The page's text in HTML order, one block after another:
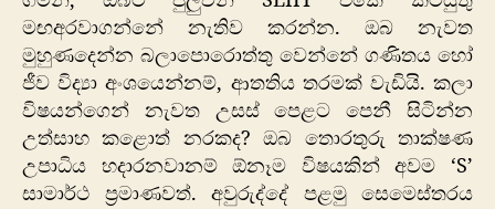
මඟඅරවාගන්නේ නැතිව කරන්න. ඔබ නැවත
මුහුණදෙන්න බලාපොරොත්තු වෙන්නේ ගණිතය හෝ
ජීව විද්‍යා අංශයෙන්නම්, ආතතිය තරමක් වැඩියි. කලා
විෂයන්ගෙන් නැවත උසස් පෙළට පෙනී සිටින්න
උත්සාහ කළොත් නරකද? ඔබ තොරතුරු තාක්ෂණ
උපාධිය හදාරනවානම් ඕනෑම විෂයකින් අවම ‘S’
සාමාර්ථ ප්‍රමාණවත්. අවුරුද්දේ පළමු සෙමෙස්තරය